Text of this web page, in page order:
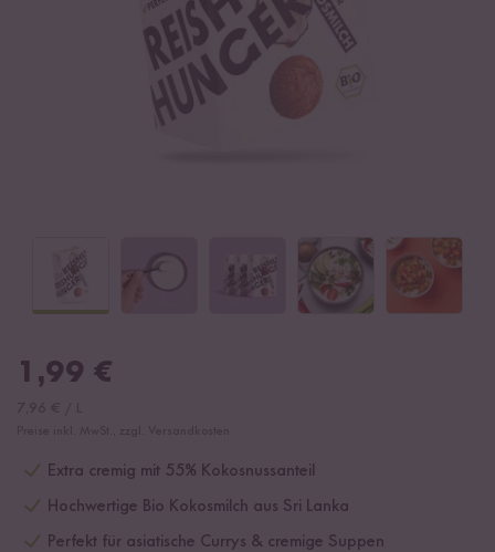
1,99 €
Extra cremig mit 55% Kokosnussanteil
Hochwertige Bio Kokosmilch aus Sri Lanka
Perfekt für asiatische Currys & cremige Suppen